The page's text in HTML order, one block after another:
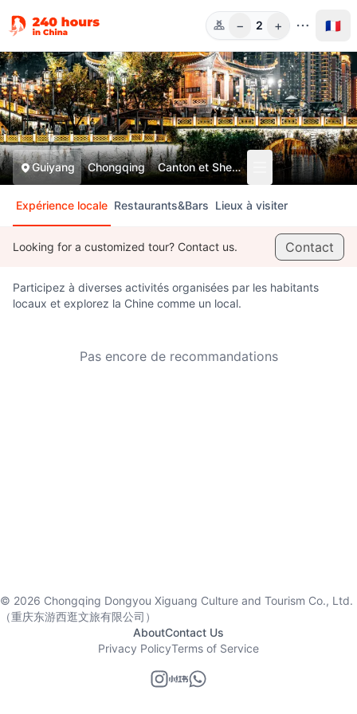
Pers.
− 2 + 🇫🇷
Guiyang Chongqing Canton et Shenzhen
Expérience locale Restaurants&Bars Lieux à visiter
Looking for a customized tour? Contact us. Contact
Participez à diverses activités organisées par les habitants
locaux et explorez la Chine comme un local.
Pas encore de recommandations
© 2026 Chongqing Dongyou Xiguang Culture and Tourism Co., Ltd.
（重庆东游西逛文旅有限公司）
AboutContact Us
Privacy PolicyTerms of Service